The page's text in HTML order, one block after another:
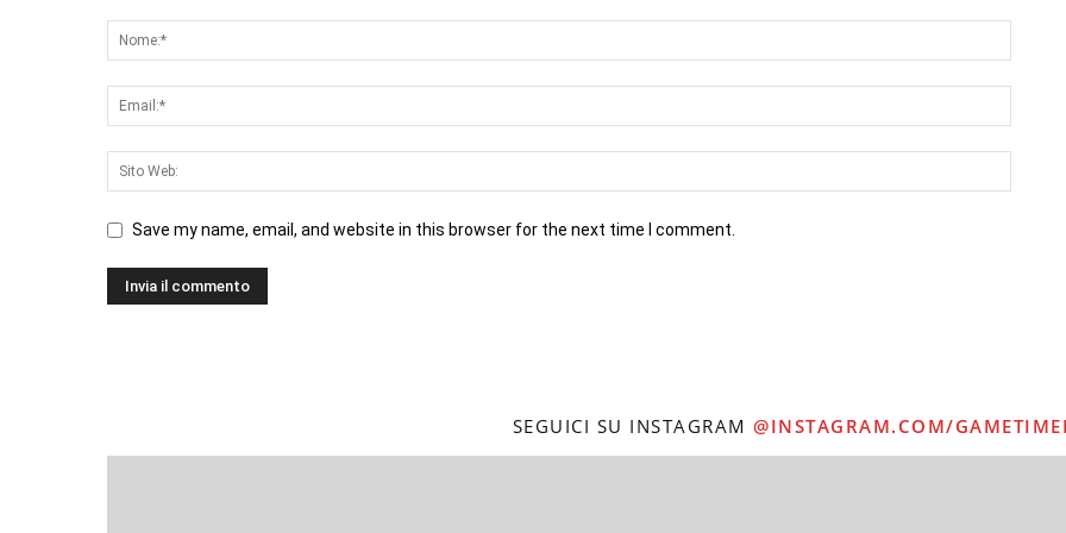
Save my name, email, and website in this browser for the next time I comment.
SEGUICI SU INSTAGRAM @INSTAGRAM.COM/